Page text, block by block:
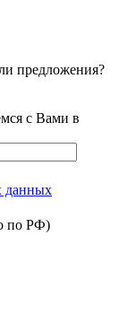
предложения?
с Вами в
данных
по РФ)